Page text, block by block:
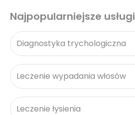
Najpopularniejsze usługi
Diagnostyka trychologiczna
Leczenie wypadania włosów
Leczenie łysienia